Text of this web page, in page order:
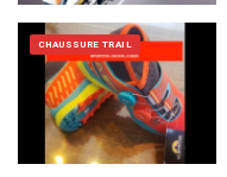
CHAUSSURE TRAIL